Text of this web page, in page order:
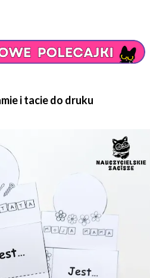
i tacie do druku